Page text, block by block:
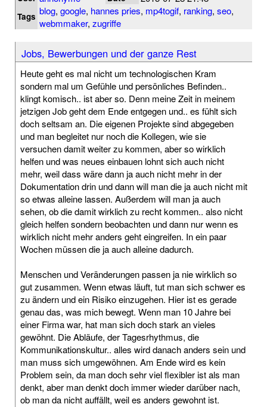
Tags blog, google, hannes pries, mp4togif, ranking, seo,
webmmaker, zugriffe
Jobs, Bewerbungen und der ganze Rest
Heute geht es mal nicht um technologischen Kram
sondern mal um Gefühle und persönliches Befinden..
klingt komisch.. ist aber so. Denn meine Zeit in meinem
jetzigen Job geht dem Ende entgegen und.. es fühlt sich
doch seltsam an. Die eigenen Projekte sind abgegeben
und man begleitet nur noch die Kollegen, wie sie
versuchen damit weiter zu kommen, aber so wirklich
helfen und was neues einbauen lohnt sich auch nicht
mehr, weil dass wäre dann ja auch nicht mehr in der
Dokumentation drin und dann will man die ja auch nicht mit
so etwas alleine lassen. Außerdem will man ja auch
sehen, ob die damit wirklich zu recht kommen.. also nicht
gleich helfen sondern beobachten und dann nur wenn es
wirklich nicht mehr anders geht eingreifen. In ein paar
Wochen müssen die ja auch alleine dadurch.
Menschen und Veränderungen passen ja nie wirklich so
gut zusammen. Wenn etwas läuft, tut man sich schwer es
zu ändern und ein Risiko einzugehen. Hier ist es gerade
genau das, was mich bewegt. Wenn man 10 Jahre bei
einer Firma war, hat man sich doch stark an vieles
gewöhnt. Die Abläufe, der Tagesrhythmus, die
Kommunikationskultur.. alles wird danach anders sein und
man muss sich umgewöhnen. Am Ende wird es kein
Problem sein, da man doch sehr viel flexibler ist als man
denkt, aber man denkt doch immer wieder darüber nach,
ob man da nicht auffällt, weil es anders gewohnt ist.